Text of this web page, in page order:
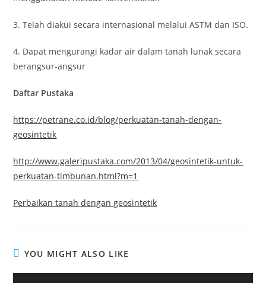
3. Telah diakui secara internasional melalui ASTM dan ISO.
4. Dapat mengurangi kadar air dalam tanah lunak secara
berangsur-angsur
Daftar Pustaka
https://petrane.co.id/blog/perkuatan-tanah-dengan-
geosintetik
http://www.galeripustaka.com/2013/04/geosintetik-untuk-
perkuatan-timbunan.html?m=1
Perbaikan tanah dengan geosintetik
YOU MIGHT ALSO LIKE